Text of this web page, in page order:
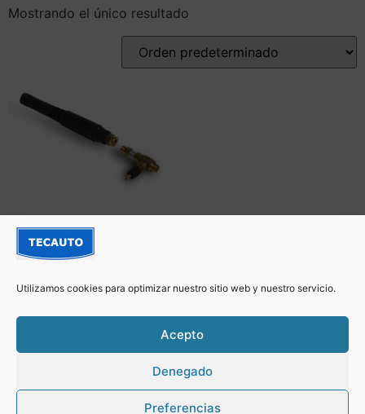
Utilizamos cookies para optimizar nuestro sitio web y nuestro servicio.
Acepto
Denegado
Preferencias
Mostrando el único resultado
Lanza espuma 1,8 mm 1/4
hembra inyector externo
@Tecautosc 2022 –Creado por Inforaga
Política de Privacidad y Cookies